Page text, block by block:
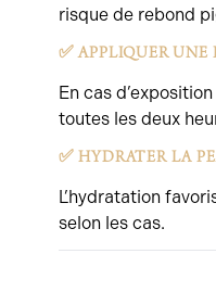
risque de rebond
✅ APPLIQUER UNE
En cas
toutes les deux
✅ HYDRATER LA
L’hydratation
selon les cas.